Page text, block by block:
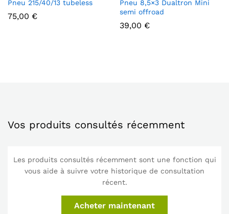
Pneu 215/40/13 tubeless
75,00 €
Pneu 8,5×3 Dualtron Mini
semi offroad
39,00 €
Vos produits consultés récemment
Les produits consultés récemment sont une fonction qui
vous aide à suivre votre historique de consultation
récent.
Acheter maintenant